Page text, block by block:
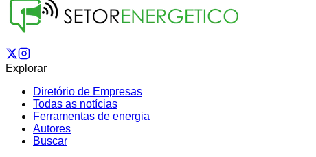
Explorar
Diretório de Empresas
Todas as notícias
Ferramentas de energia
Autores
Buscar